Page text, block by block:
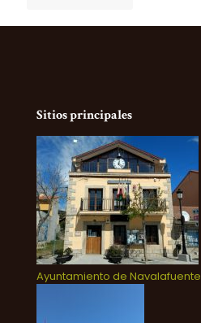
Sitios principales
Ayuntamiento de Navalafuente